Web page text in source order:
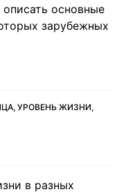
основные
зарубежных
УРОВЕНЬ ЖИЗНИ,
в разных